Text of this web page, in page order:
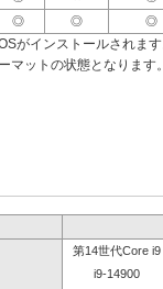
◎ ◎ ◎
がインストールされま
マットの状態となりま
第14世代Core i9
i9-14900